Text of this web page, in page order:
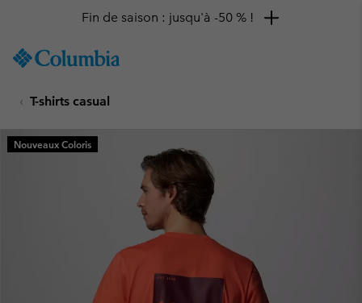
TO
SKIP
MAIN
NAV
Fin de saison : jusqu'à -50 % !
T-shirts casual
Nouveaux Coloris